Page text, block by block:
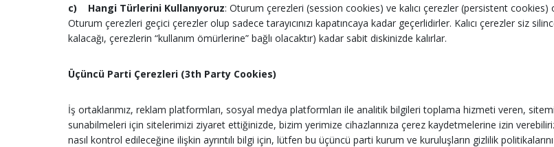
c) Hangi Türlerini Kullanıyoruz: Oturum çerezleri (session cookies) ve kalıcı çerezler (persistent
Oturum çerezleri geçici çerezler olup sadece tarayıcınızı kapatıncaya kadar geçerlidirler. Kalıcı çerezler siz
kalacağı, çerezlerin “kullanım ömürlerine” bağlı olacaktır) kadar sabit diskinizde kalırlar.
Üçüncü Parti Çerezleri (3th Party Cookies)
İş ortaklarımız, reklam platformları, sosyal medya platformları ile analitik bilgileri toplama hizmeti veren,
sunabilmeleri için sitelerimizi ziyaret ettiğinizde, bizim yerimize cihazlarınıza çerez kaydetmelerine izin
nasıl kontrol edileceğine ilişkin ayrıntılı bilgi için, lütfen bu üçüncü parti kurum ve kuruluşların gizlilik